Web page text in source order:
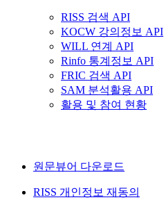
RISS 검색 API
KOCW 강의정보 API
WILL 연계 API
Rinfo 통계정보 API
FRIC 검색 API
SAM 분석활용 API
활용 및 참여 현황
원문뷰어 다운로드
RISS 개인정보 재동의